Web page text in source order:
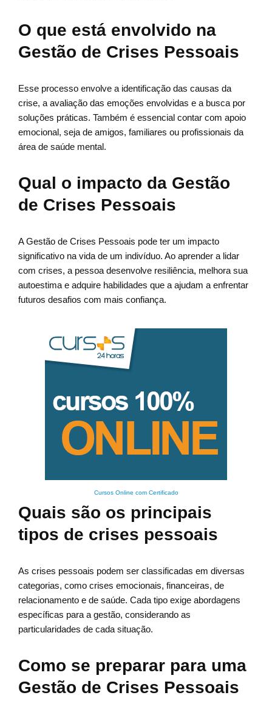
O que está envolvido na
Gestão de Crises Pessoais
Esse processo envolve a identificação das causas da
crise, a avaliação das emoções envolvidas e a busca por
soluções práticas. Também é essencial contar com apoio
emocional, seja de amigos, familiares ou profissionais da
área de saúde mental.
Qual o impacto da Gestão
de Crises Pessoais
A Gestão de Crises Pessoais pode ter um impacto
significativo na vida de um indivíduo. Ao aprender a lidar
com crises, a pessoa desenvolve resiliência, melhora sua
autoestima e adquire habilidades que a ajudam a enfrentar
futuros desafios com mais confiança.
Cursos Online com Certificado
Quais são os principais
tipos de crises pessoais
As crises pessoais podem ser classificadas em diversas
categorias, como crises emocionais, financeiras, de
relacionamento e de saúde. Cada tipo exige abordagens
específicas para a gestão, considerando as
particularidades de cada situação.
Como se preparar para uma
Gestão de Crises Pessoais